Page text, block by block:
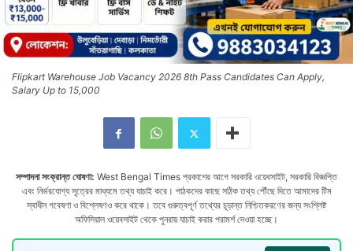
Flipkart Warehouse Job Vacancy 2026 8th Pass Candidates Can Apply,
Salary Up to 15,000
সম্পাদনা সংক্রান্ত ঘোষণা: West Bengal Times প্রকাশের আগে সরকারি ওয়েবসাইট, সরকারি বিজ্ঞপ্তি
এবং নির্ভরযোগ্য সূত্রের মাধ্যমে তথ্য যাচাই করে। পাঠকদের কাছে সঠিক তথ্য পৌঁছে দিতে আমাদের টিম
স্বাধীন গবেষণা ও বিশ্লেষণও করে থাকে। তবে গুরুত্বপূর্ণ তথ্যের চূড়ান্ত নিশ্চিতকরণের জন্য সংশ্লিষ্ট
অফিসিয়াল ওয়েবসাইট থেকে পুনরায় যাচাই করার পরামর্শ দেওয়া হচ্ছে।